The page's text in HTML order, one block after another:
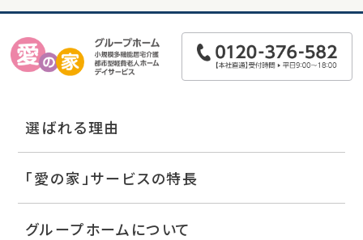
選ばれる理由
「愛の家」サービスの特長
グループホームについて